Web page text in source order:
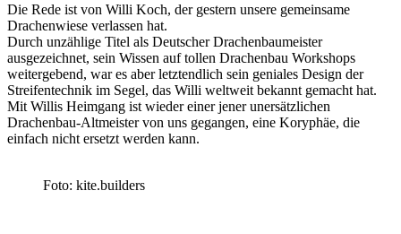
Die Rede ist von Willi Koch, der gestern unsere gemeinsame
Drachenwiese verlassen hat.
Durch unzählige Titel als Deutscher Drachenbaumeister
ausgezeichnet, sein Wissen auf tollen Drachenbau Workshops
weitergebend, war es aber letztendlich sein geniales Design der
Streifentechnik im Segel, das Willi weltweit bekannt gemacht hat.
Mit Willis Heimgang ist wieder einer jener unersätzlichen
Drachenbau-Altmeister von uns gegangen, eine Koryphäe, die
einfach nicht ersetzt werden kann.
Foto: kite.builders